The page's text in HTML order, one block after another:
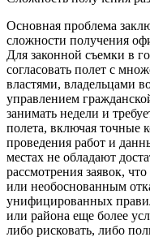
Основная проблема
сложности получения
Для законной съемки в
согласовать полет с
властями, владельцами
управлением
занимать недели и
полета, включая точные
проведения работ и
местах не обладают
рассмотрения заявок,
или необоснованным
унифицированных
или района еще более
либо рисковать, либо